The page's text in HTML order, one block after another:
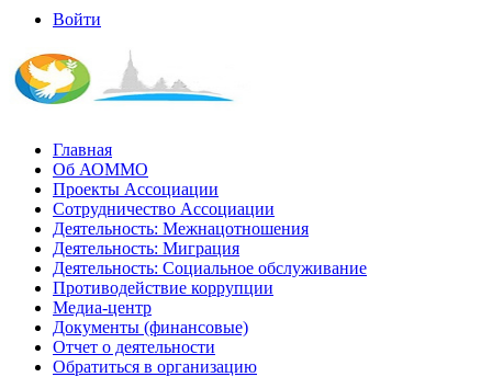
Войти
Главная
Об АОММО
Проекты Ассоциации
Сотрудничество Ассоциации
Деятельность: Межнацотношения
Деятельность: Миграция
Деятельность: Социальное обслуживание
Противодействие коррупции
Медиа-центр
Документы (финансовые)
Отчет о деятельности
Обратиться в организацию